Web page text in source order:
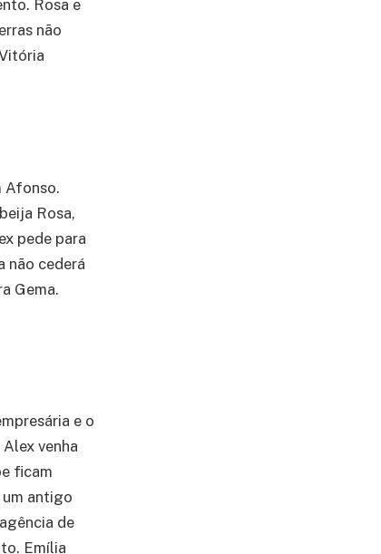
Rosa e
não
Afonso.
Rosa,
pede para
não cederá
Gema.
e o
venha
ficam
antigo
de
Emília